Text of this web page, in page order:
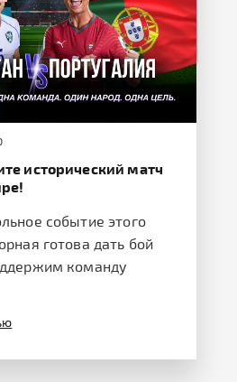
исторический матч
событие этого
готова дать бой
команду